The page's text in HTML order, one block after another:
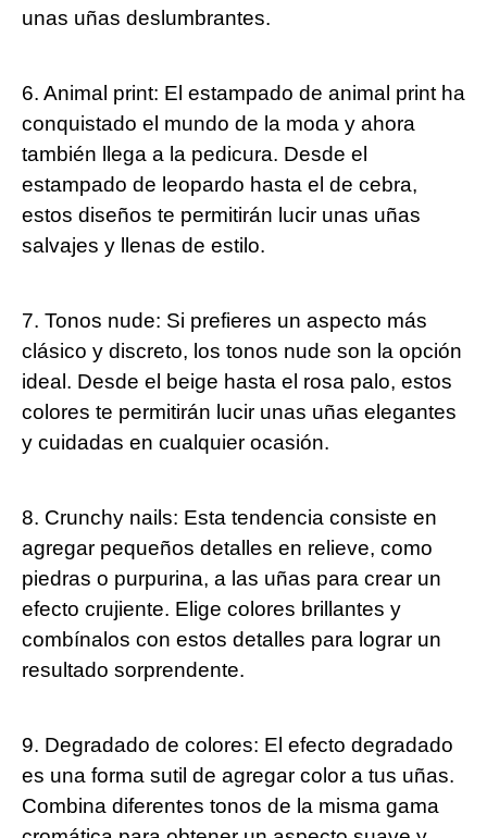
unas uñas deslumbrantes.
6. Animal print: El estampado de animal print ha
conquistado el mundo de la moda y ahora
también llega a la pedicura. Desde el
estampado de leopardo hasta el de cebra,
estos diseños te permitirán lucir unas uñas
salvajes y llenas de estilo.
7. Tonos nude: Si prefieres un aspecto más
clásico y discreto, los tonos nude son la opción
ideal. Desde el beige hasta el rosa palo, estos
colores te permitirán lucir unas uñas elegantes
y cuidadas en cualquier ocasión.
8. Crunchy nails: Esta tendencia consiste en
agregar pequeños detalles en relieve, como
piedras o purpurina, a las uñas para crear un
efecto crujiente. Elige colores brillantes y
combínalos con estos detalles para lograr un
resultado sorprendente.
9. Degradado de colores: El efecto degradado
es una forma sutil de agregar color a tus uñas.
Combina diferentes tonos de la misma gama